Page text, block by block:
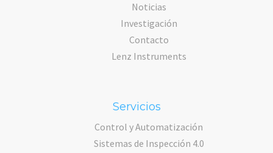
Noticias
Investigación
Contacto
Lenz Instruments
Servicios
Control y Automatización
Sistemas de Inspección 4.0